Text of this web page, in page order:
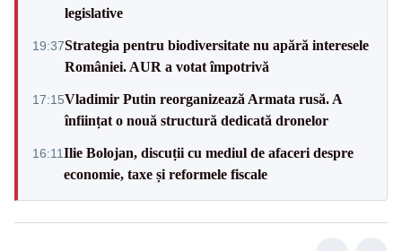
legislative
19:37Strategia pentru biodiversitate nu apără interesele
României. AUR a votat împotrivă
17:15Vladimir Putin reorganizează Armata rusă. A
înființat o nouă structură dedicată dronelor
16:11Ilie Bolojan, discuții cu mediul de afaceri despre
economie, taxe și reformele fiscale